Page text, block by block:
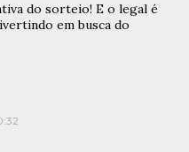
do sorteio! E o legal é
em busca do